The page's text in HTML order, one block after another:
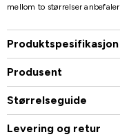
mellom to størrelser
Produktspesifikasjon
Produsent
Størrelseguide
Levering og retur